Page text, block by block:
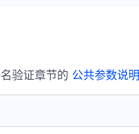
验证章节的 公共参数说明